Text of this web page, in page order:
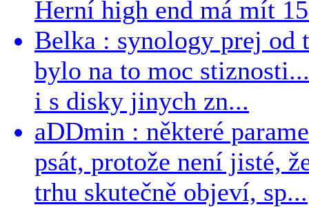
Herní high end má mít
Belka : synology prej od
bylo na to moc
i s disky jinych zn...
aDDmin : některé
psát, protože není jisté,
trhu skutečně objeví, sp...